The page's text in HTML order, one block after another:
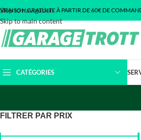
Skip to navigation
Skip to main content
GRATUITE À PARTIR DE 60€ DE
CATÉGORIES
FILTRER PAR PRIX